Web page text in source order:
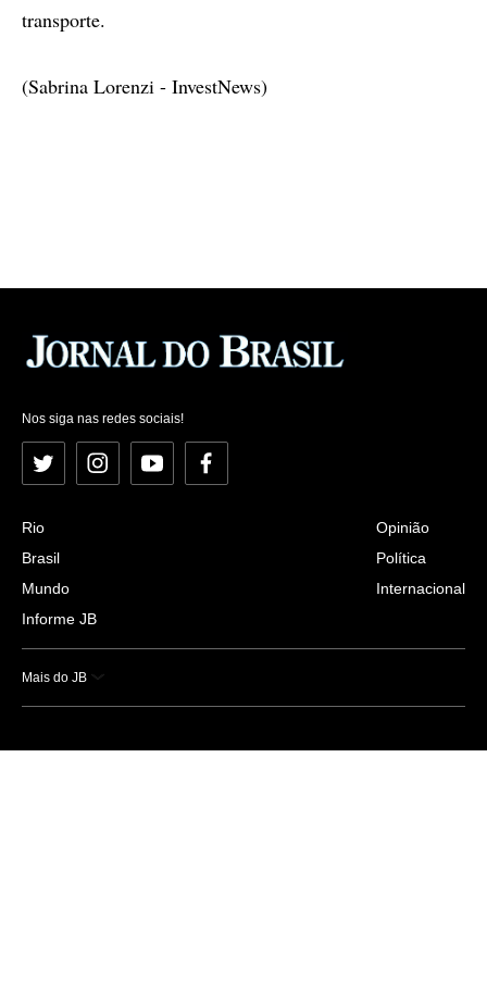
transporte.
(Sabrina Lorenzi - InvestNews)
Nos siga nas redes sociais!
Twitter InstagramYouTubeFacebook
Rio
Brasil
Mundo
Informe JB
Opinião
Política
Internacional
Mais do JB
Esportes